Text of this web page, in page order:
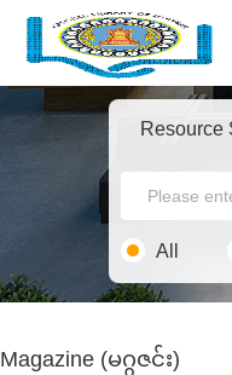
Resource
All
Magazine (မဂ္ဂဇင်း)